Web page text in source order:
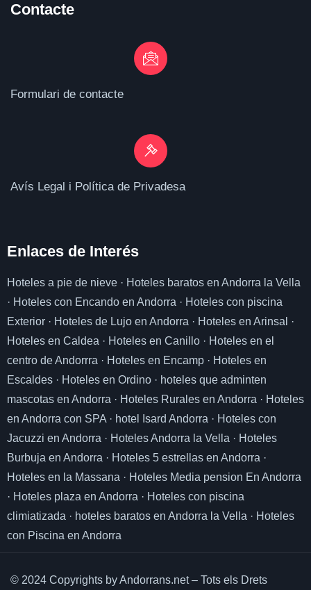
Contacte
Formulari de contacte
Avís Legal i Política de Privadesa
Enlaces de Interés
Hoteles a pie de nieve · Hoteles baratos en Andorra la Vella
· Hoteles con Encando en Andorra · Hoteles con piscina
Exterior · Hoteles de Lujo en Andorra · Hoteles en Arinsal ·
Hoteles en Caldea · Hoteles en Canillo · Hoteles en el
centro de Andorrra · Hoteles en Encamp · Hoteles en
Escaldes · Hoteles en Ordino · hoteles que adminten
mascotas en Andorra · Hoteles Rurales en Andorra · Hoteles
en Andorra con SPA· hotel Isard Andorra · Hoteles con
Jacuzzi en Andorra · Hoteles Andorra la Vella · Hoteles
Burbuja en Andorra · Hoteles 5 estrellas en Andorra ·
Hoteles en la Massana · Hoteles Media pension En Andorra
· Hoteles plaza en Andorra · Hoteles con piscina
climiatizada · hoteles baratos en Andorra la Vella · Hoteles
con Piscina en Andorra
© 2024 Copyrights by Andorrans.net – Tots els Drets